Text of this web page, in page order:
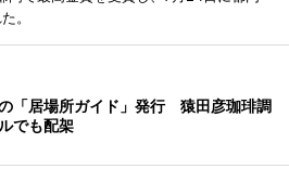
。
「居場所ガイド」発行 猿田彦珈琲調
でも配架